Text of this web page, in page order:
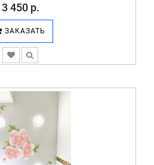
3 450 р.
ЗАКАЗАТЬ